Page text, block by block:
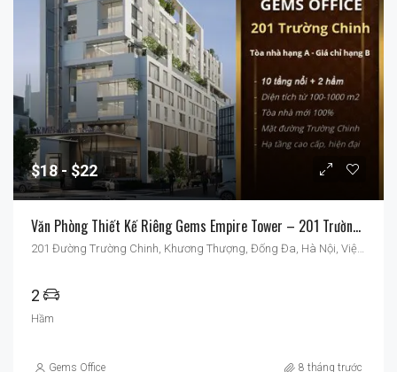
$18 $22
Văn Phòng Thiết Kế Riêng Gems Empire Tower – 201 Trường Chinh
201 Đường Trường Chinh, Khương Thượng, Đống Đa, Hà Nội, Việt Nam
2
Hầm
Gems Office 8 tháng trước